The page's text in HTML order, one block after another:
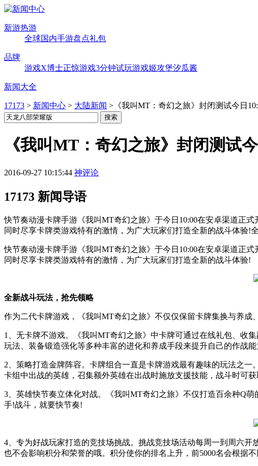
新游热游
全球国内手游盘点礼包
品牌
游戏X博士正惊游戏3分钟试玩游戏姬攻堡汐瓜酱
新闻大全
17173 > 新闻中心 > 大陆新闻 > 《我叫MT：奇幻之旅》封闭测试今日
《我叫MT：奇幻之旅》封闭测试
2016-09-27 10:15:44 神评论
17173 新闻导语
快节奏动漫卡牌手游《我叫MT奇幻之旅》于今日10:00在安卓渠道正
同时尽享卡牌类游戏特有的激情，为广大玩家们打造全新的战斗体验!
快节奏动漫卡牌手游《我叫MT奇幻之旅》于今日10:00在安卓渠道正
同时尽享卡牌类游戏特有的激情，为广大玩家们打造全新的战斗体验!
全新战斗玩法，抢先领略
作为二代卡牌游戏，《我叫MT奇幻之旅》不仅仅保留卡牌集换与养成
1、无卡牌不游戏。《我叫MT奇幻之旅》中卡牌可通过在线礼包、收
玩法、装备锻造强化等多种丰富的进化和养成手段来提升自己的作战能
2、策略打造金牌阵容。卡牌组合一直是卡牌游戏最有趣味的玩法之
卡组中出战的英雄，召集额外英雄在出战时施放支援技能，战斗时可
3、英雄快节奏立体化对战。《我叫MT奇幻之旅》不仅打造百余种Q
手!战斗，就要快节奏!
4、专为好战玩家打造的竞技场挑战。挑战竞技场活动每周一到周六
也不会影响积分和荣誉的哦。积分使你的排名上升，前5000名会根据